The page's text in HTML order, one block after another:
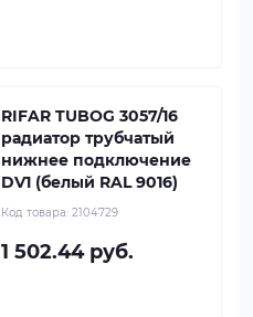
RIFAR TUBOG 3057/16
радиатор трубчатый
нижнее подключение
DV1 (белый RAL 9016)
Код товара: 2104729
1 502.44 руб.